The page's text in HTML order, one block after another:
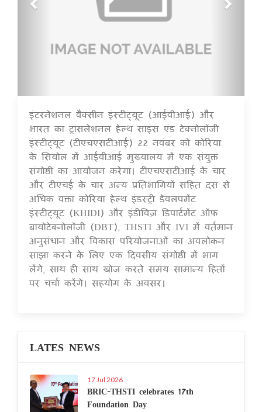
16 Jul 2020
इंटरनेशनल वैक्सीन इंस्टीट्यूट (आईवीआई) और
भारत का ट्रांसलेशनल हेल्थ साइंस एंड टेक्नोलॉजी
इंस्टीट्यूट (टीएचएसटीआई) 22 नवंबर को कोरिया
के सियोल में आईवीआई मुख्यालय में एक संयुक्त
संगोष्ठी का आयोजन करेगा। टीएचएसटीआई के चार
और टीएचई के चार अन्य प्रतिभागियों सहित दस से
अधिक वक्ता कोरिया हेल्थ इंडस्ट्री डेवलपमेंट
इंस्टीट्यूट (KHIDI) और इंडीविज़ डिपार्टमेंट ऑफ़
बायोटेक्नोलॉजी (DBT), THSTI और IVI में वर्तमान
अनुसंधान और विकास परियोजनाओं का अवलोकन
साझा करने के लिए एक दिवसीय संगोष्ठी में भाग
लेंगे, साथ ही साथ खोज करते समय सामान्य हितों
पर चर्चा करेंगे। सहयोग के अवसर।
LATES NEWS
17 Jul 2026
BRIC-THSTI celebrates 17th
Foundation Day